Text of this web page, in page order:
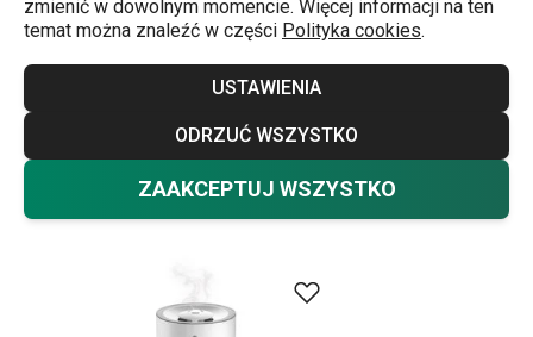
zmienić w dowolnym momencie. Więcej informacji na ten
temat można znaleźć w części Polityka cookies.
USTAWIENIA
ODRZUĆ WSZYSTKO
ZAAKCEPTUJ WSZYSTKO
oraz chronią przed infekcjami lub obniżyć wilgotność
powietrza przy pomocy naszego praktycznego
pochłaniacza wilgoci. A jeśli masz w domu zbyt suche
powietrze, przyda Ci się nasz ultradźwiękowy nawilżacz
powietrza.
oferta zapachów do mieszkania.
Nie chcesz wybierać? Wybierz pewność